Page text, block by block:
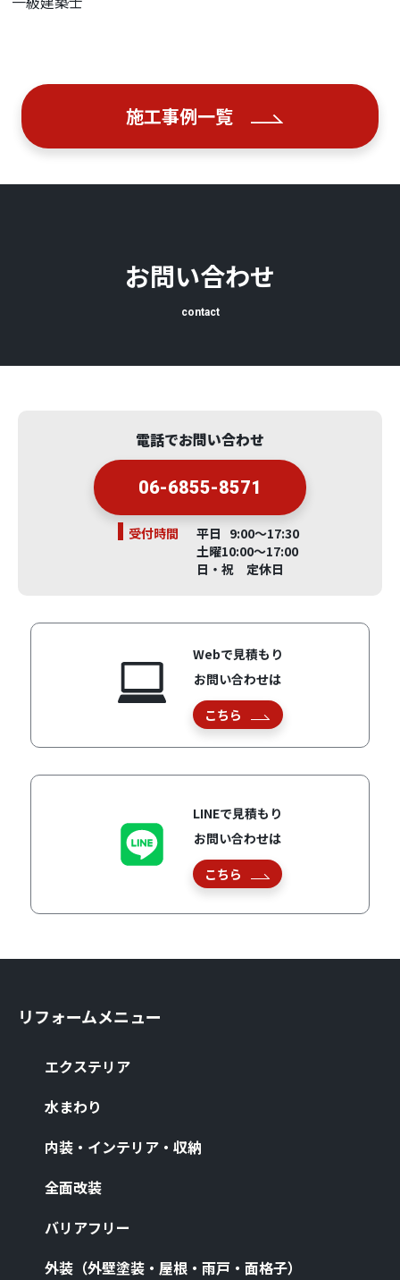
施工事例一覧
お問い合わせ
contact
電話でお問い合わせ
06-6855-8571
受付時間
平日 9:00～17:30
土曜10:00～17:00
日・祝 定休日
Webで見積もり
お問い合わせは
こちら
LINEで見積もり
お問い合わせは
こちら
リフォームメニュー
エクステリア
⽔まわり
内装・インテリア・収納
全⾯改装
バリアフリー
外装（外壁塗装・屋根・⾬⼾・⾯格⼦）